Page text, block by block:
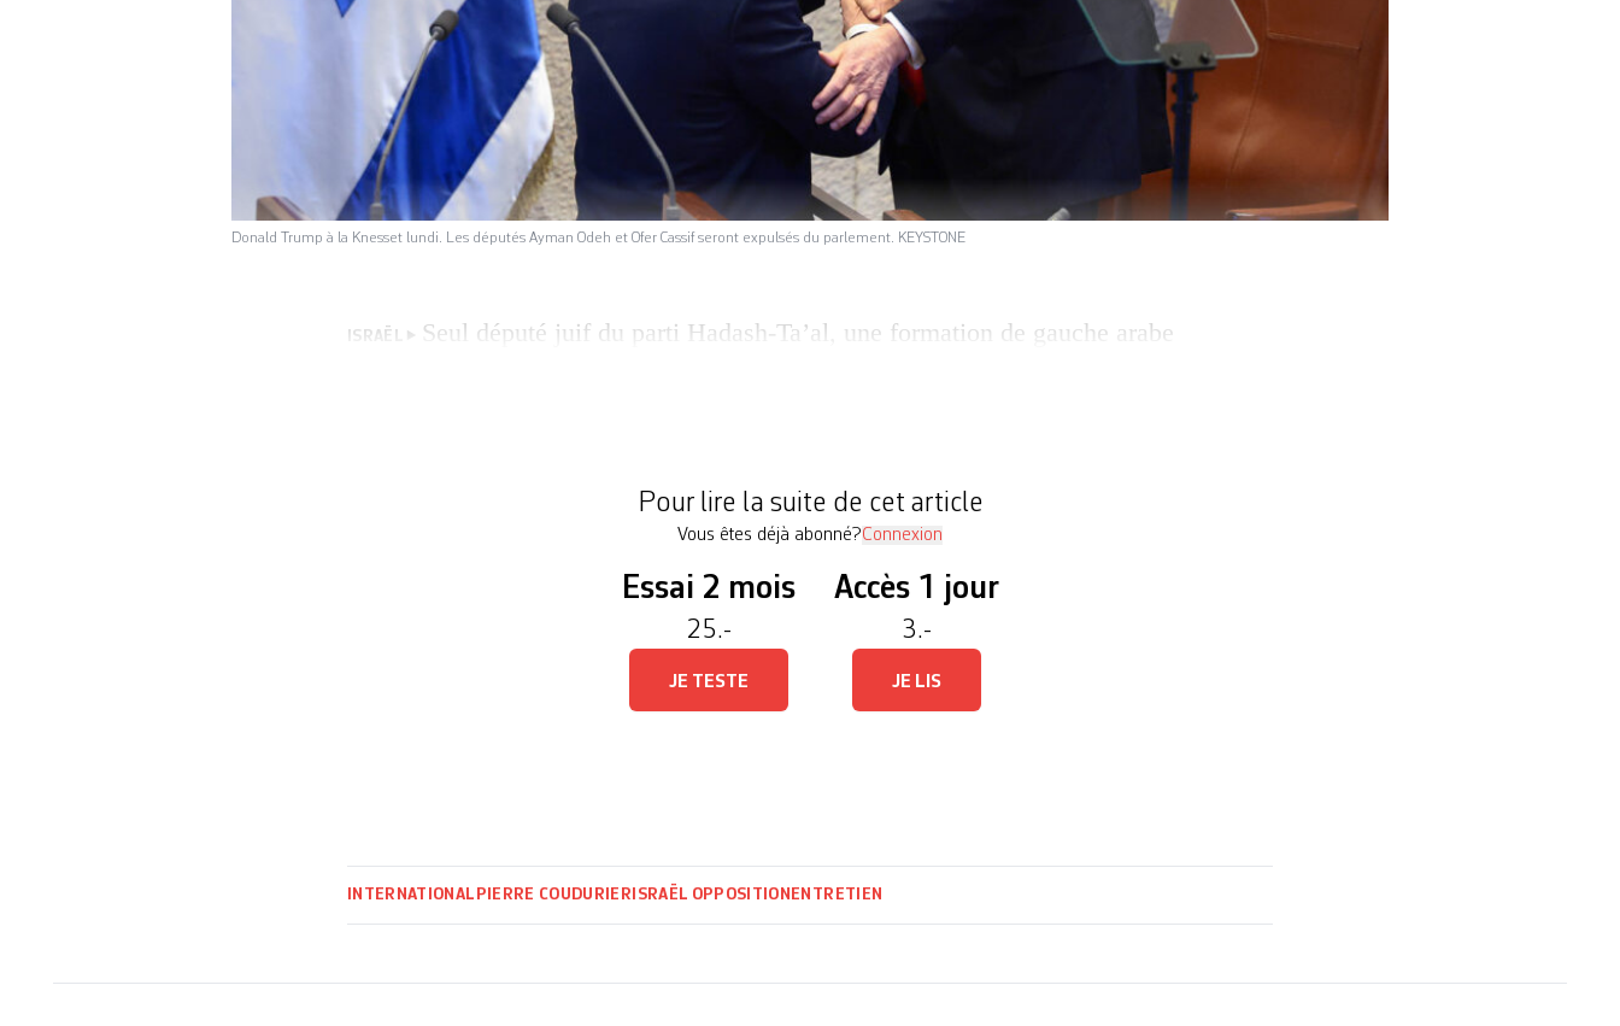
Donald Trump à la Knesset lundi. Les députés Ayman Odeh et Ofer Cassif seront expulsés du parlement. KEYSTONE
ISRAËL
Seul député juif du parti Hadash-Ta’al, une formation de gauche arabe
Pour lire la suite de cet article
Vous êtes déjà abonné?Connexion
Essai 2 mois
25.-
JE TESTE
Accès 1 jour
3.-
JE LIS
INTERNATIONAL PIERRE COUDURIER ISRAËL OPPOSITION ENTRETIEN